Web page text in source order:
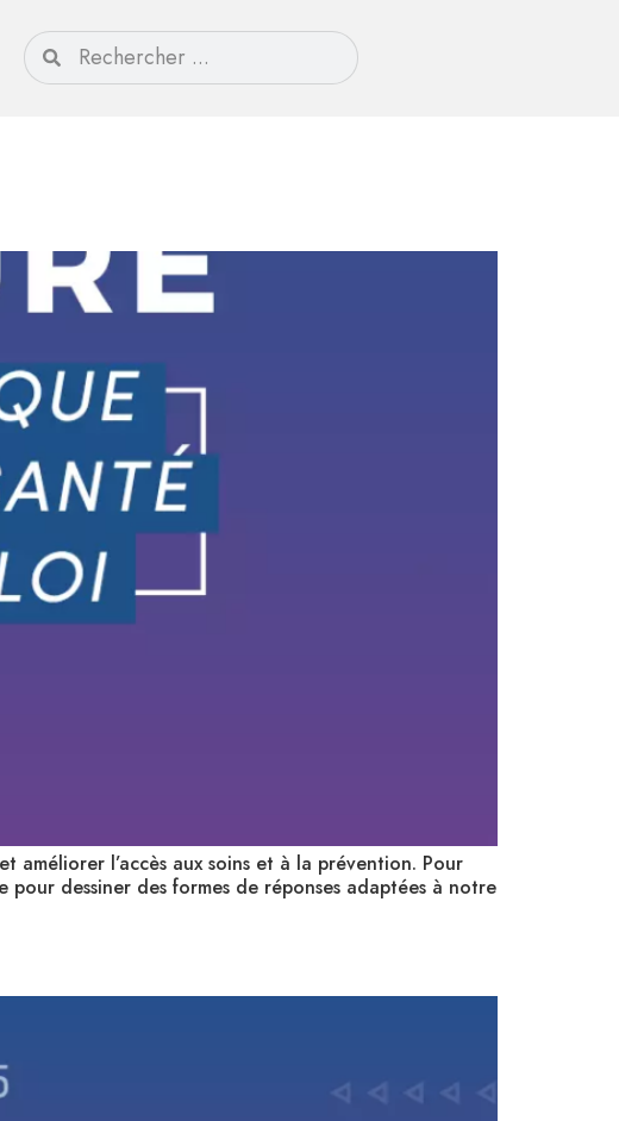
l’accès aux soins et à la prévention. Pour
dessiner des formes de réponses adaptées à notre